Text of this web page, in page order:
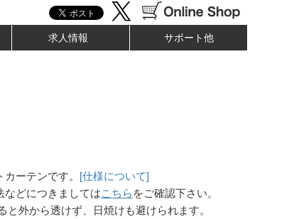
求人情報 サポート他
ーテンです。 [仕様について]
などにつきましてはこちら をご確認下さい。
と外から透けず、日焼けも避けられます。